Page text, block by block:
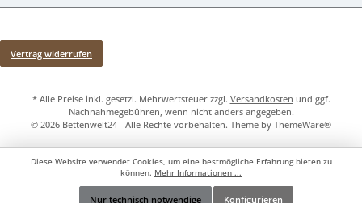
Vertrag widerrufen
* Alle Preise inkl. gesetzl. Mehrwertsteuer zzgl. Versandkosten und ggf.
Nachnahmegebühren, wenn nicht anders angegeben.
© 2026 Bettenwelt24 - Alle Rechte vorbehalten. Theme by ThemeWare®
Diese Website verwendet Cookies, um eine bestmögliche Erfahrung bieten zu
können. Mehr Informationen ...
Nur technisch notwendige Konfigurieren